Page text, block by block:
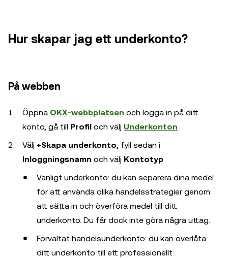
Hur skapar jag ett underkonto?
På webben
Öppna OKX-webbplatsen och logga in på ditt
konto, gå till Profil och välj Underkonton
Välj +Skapa underkonto, fyll sedan i
Inloggningsnamn och välj Kontotyp
Vanligt underkonto: du kan separera dina medel
för att använda olika handelsstrategier genom
att sätta in och överföra medel till ditt
underkonto. Du får dock inte göra några uttag.
Förvaltat handelsunderkonto: du kan överlåta
ditt underkonto till ett professionellt